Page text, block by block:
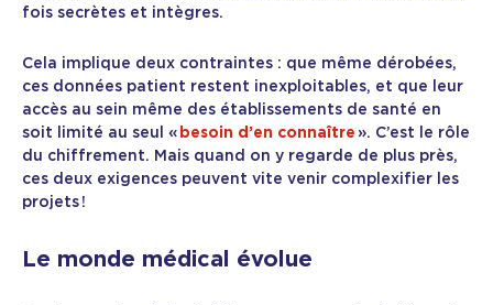
fois secrètes et intègres.
Cela implique deux contraintes : que même dérobées,
ces données patient restent inexploitables, et que leur
accès au sein même des établissements de santé en
soit limité au seul « besoin d’en connaître ». C’est le rôle
du chiffrement. Mais quand on y regarde de plus près,
ces deux exigences peuvent vite venir complexifier les
projets !
Le monde médical évolue